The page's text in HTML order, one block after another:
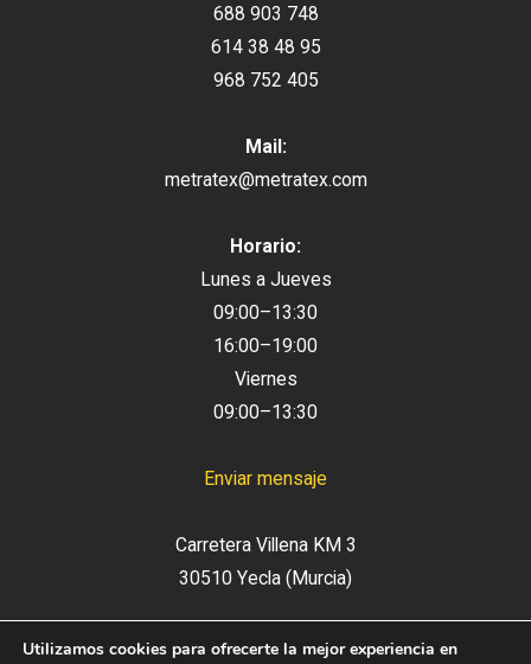
688 903 748
614 38 48 95
968 752 405
Mail:
metratex@metratex.com
Horario:
Lunes a Jueves
09:00–13:30
16:00–19:00
Viernes
09:00–13:30
Enviar mensaje
Carretera Villena KM 3
30510 Yecla (Murcia)
Utilizamos cookies para ofrecerte la mejor experiencia en